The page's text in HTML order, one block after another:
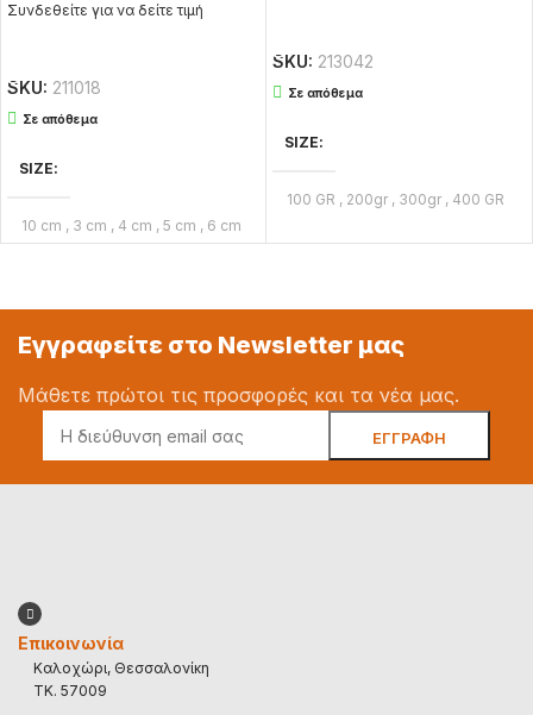
Συνδεθείτε για να δείτε τιμή
SKU: 211018
Σε απόθεμα
SIZE
10 cm , 3 cm , 4 cm , 5 cm , 6 cm
,7 cm,8 cm
BRAND MACO
SKU: 213042
Σε απόθεμα
SIZE
100 GR , 200gr , 300gr , 400 GR
Εγγραφείτε στο Newsletter μας
Μάθετε πρώτοι τις προσφορές και τα νέα μας.
Επικοινωνία
Καλοχώρι, Θεσσαλονίκη
TK. 57009